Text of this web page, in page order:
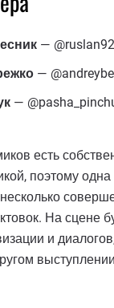
—
—
—
есть
поэтому одна
На сцене
и